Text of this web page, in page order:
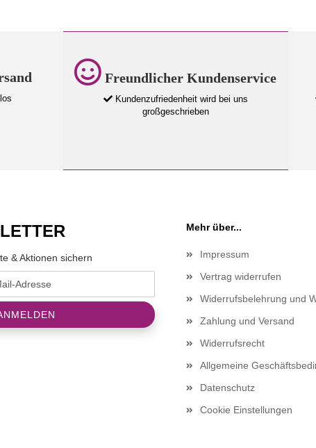
Freundlicher Kundenservice
Kundenzufriedenheit wird bei uns
großgeschrieben
& Aktionen sichern
Mehr über...
Impressum
Vertrag widerrufen
Widerrufsbelehrung und
Zahlung und Versand
Widerrufsrecht
Allgemeine
Datenschutz
Cookie Einstellungen